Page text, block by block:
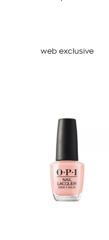
web exclusive